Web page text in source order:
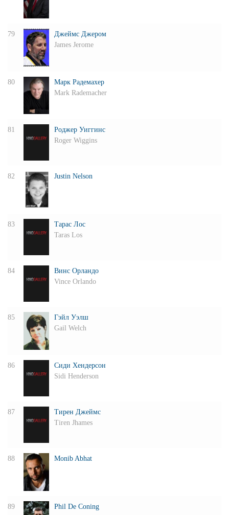
79
Джеймс Джером
James Jerome
80
Марк Радемахер
Mark Rademacher
81
Роджер Уиггинс
Roger Wiggins
82 Justin Nelson
83
Тарас Лос
Taras Los
84
Винс Орландо
Vince Orlando
85
Гэйл Уэлш
Gail Welch
86
Сиди Хендерсон
Sidi Henderson
87
Тирен Джеймс
Tiren Jhames
88 Monib Abhat
89 Phil De Coning